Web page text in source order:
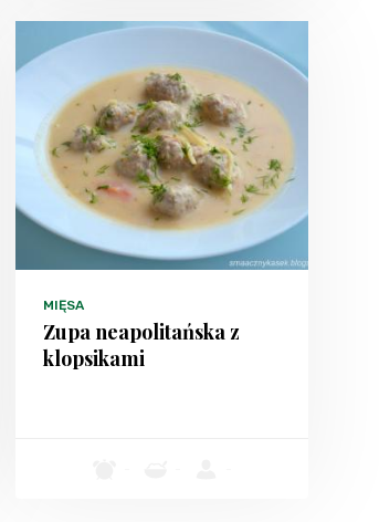
MIĘSA
Zupa neapolitańska z
klopsikami